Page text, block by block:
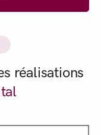
réalisations